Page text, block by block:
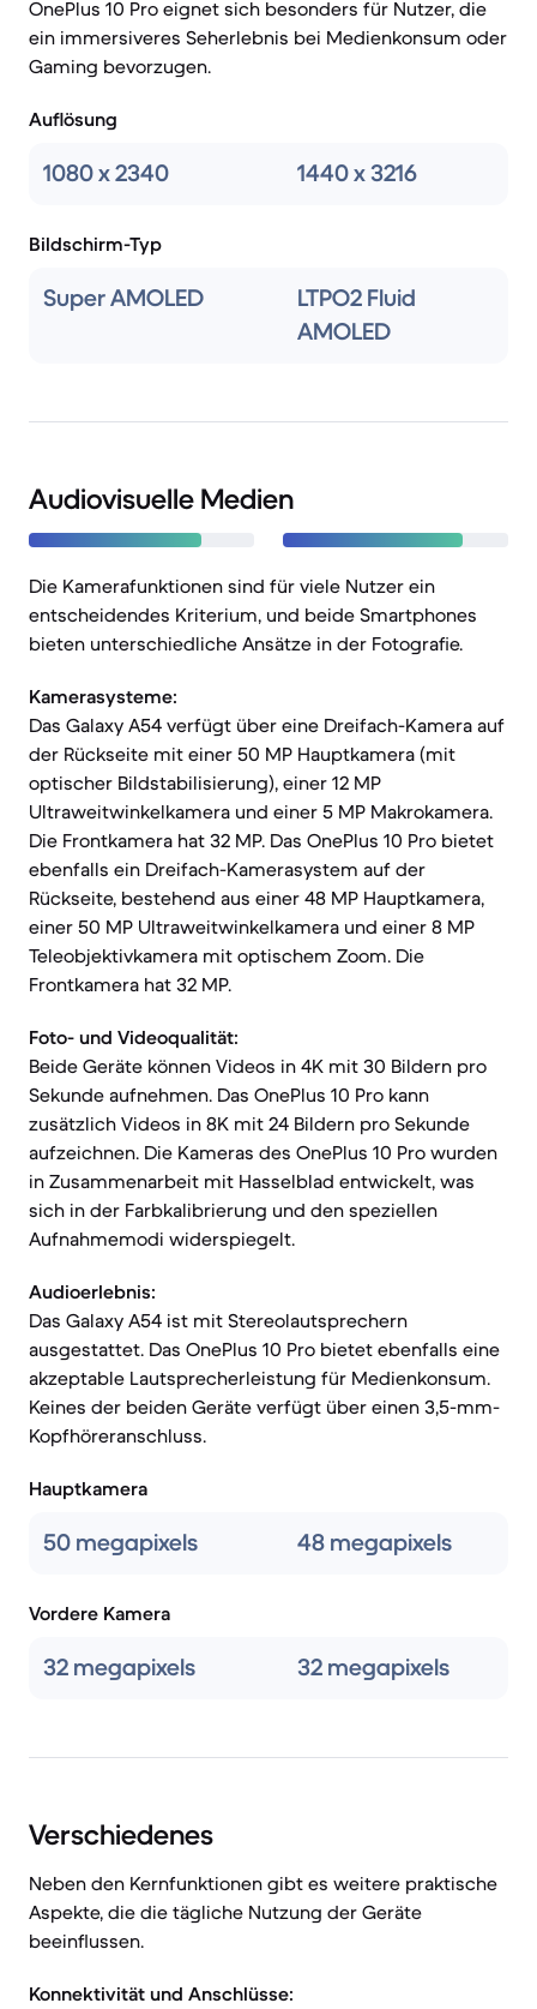
OnePlus 10 Pro eignet sich besonders für Nutzer, die
ein immersiveres Seherlebnis bei Medienkonsum oder
Gaming bevorzugen.
Auflösung
1080 x 2340 1440 x 3216
Bildschirm-Typ
Super AMOLED
LTPO2 Fluid
AMOLED
Audiovisuelle Medien
Die Kamerafunktionen sind für viele Nutzer ein
entscheidendes Kriterium, und beide Smartphones
bieten unterschiedliche Ansätze in der Fotografie.
Kamerasysteme:
Das Galaxy A54 verfügt über eine Dreifach-Kamera auf
der Rückseite mit einer 50 MP Hauptkamera (mit
optischer Bildstabilisierung), einer 12 MP
Ultraweitwinkelkamera und einer 5 MP Makrokamera.
Die Frontkamera hat 32 MP. Das OnePlus 10 Pro bietet
ebenfalls ein Dreifach-Kamerasystem auf der
Rückseite, bestehend aus einer 48 MP Hauptkamera,
einer 50 MP Ultraweitwinkelkamera und einer 8 MP
Teleobjektivkamera mit optischem Zoom. Die
Frontkamera hat 32 MP.
Foto- und Videoqualität:
Beide Geräte können Videos in 4K mit 30 Bildern pro
Sekunde aufnehmen. Das OnePlus 10 Pro kann
zusätzlich Videos in 8K mit 24 Bildern pro Sekunde
aufzeichnen. Die Kameras des OnePlus 10 Pro wurden
in Zusammenarbeit mit Hasselblad entwickelt, was
sich in der Farbkalibrierung und den speziellen
Aufnahmemodi widerspiegelt.
Audioerlebnis:
Das Galaxy A54 ist mit Stereolautsprechern
ausgestattet. Das OnePlus 10 Pro bietet ebenfalls eine
akzeptable Lautsprecherleistung für Medienkonsum.
Keines der beiden Geräte verfügt über einen 3,5-mm-
Kopfhöreranschluss.
Hauptkamera
50 megapixels 48 megapixels
Vordere Kamera
32 megapixels 32 megapixels
Verschiedenes
Neben den Kernfunktionen gibt es weitere praktische
Aspekte, die die tägliche Nutzung der Geräte
beeinflussen.
Konnektivität und Anschlüsse: